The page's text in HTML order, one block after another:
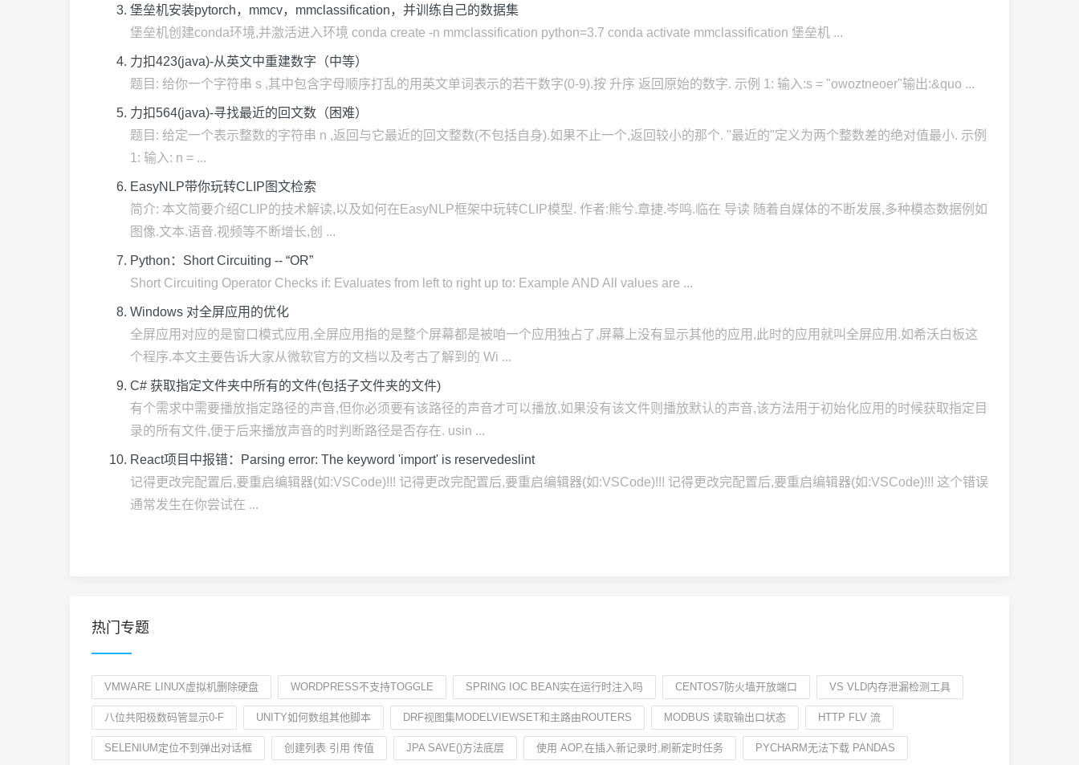
堡垒机安装pytorch，mmcv，mmclassification，并训练自己的数据集
堡垒机创建conda环境,并激活进入环境 conda create -n mmclassification python=3.7 conda activate mmclassification 堡垒机 ...
力扣423(java)-从英文中重建数字（中等）
题目: 给你一个字符串 s ,其中包含字母顺序打乱的用英文单词表示的若干数字(0-9).按 升序 返回原始的数字. 示例 1: 输入:s = "owoztneoer"输出:&quo ...
力扣564(java)-寻找最近的回文数（困难）
题目: 给定一个表示整数的字符串 n ,返回与它最近的回文整数(不包括自身).如果不止一个,返回较小的那个. "最近的"定义为两个整数差的绝对值最小. 示例
1: 输入: n = ...
EasyNLP带你玩转CLIP图文检索
简介: 本文简要介绍CLIP的技术解读,以及如何在EasyNLP框架中玩转CLIP模型. 作者:熊兮.章捷.岑鸣.临在 导读 随着自媒体的不断发展,多种模态数据例如
图像.文本.语音.视频等不断增长,创 ...
Python：Short Circuiting -- “OR”
Short Circuiting Operator Checks if: Evaluates from left to right up to: Example AND All values are ...
Windows 对全屏应用的优化
全屏应用对应的是窗口模式应用,全屏应用指的是整个屏幕都是被咱一个应用独占了,屏幕上没有显示其他的应用,此时的应用就叫全屏应用.如希沃白板这
个程序.本文主要告诉大家从微软官方的文档以及考古了解到的 Wi ...
C# 获取指定文件夹中所有的文件(包括子文件夹的文件)
有个需求中需要播放指定路径的声音,但你必须要有该路径的声音才可以播放,如果没有该文件则播放默认的声音,该方法用于初始化应用的时候获取指定目
录的所有文件,便于后来播放声音的时判断路径是否存在. usin ...
React项目中报错：Parsing error: The keyword 'import' is reservedeslint
记得更改完配置后,要重启编辑器(如:VSCode)!!! 记得更改完配置后,要重启编辑器(如:VSCode)!!! 记得更改完配置后,要重启编辑器(如:VSCode)!!! 这个错误
通常发生在你尝试在 ...
热门专题
VMWARE LINUX虚拟机删除硬盘 WORDPRESS不支持TOGGLE SPRING IOC BEAN实在运行时注入吗 CENTOS7防火墙开放端口 VS VLD内存泄漏检测工具
八位共阳极数码管显示0-F UNITY如何数组其他脚本 DRF视图集MODELVIEWSET和主路由ROUTERS MODBUS 读取输出口状态 HTTP FLV 流
SELENIUM定位不到弹出对话框 创建列表 引用 传值 JPA SAVE()方法底层 使用 AOP,在插入新记录时,刷新定时任务 PYCHARM无法下载 PANDAS